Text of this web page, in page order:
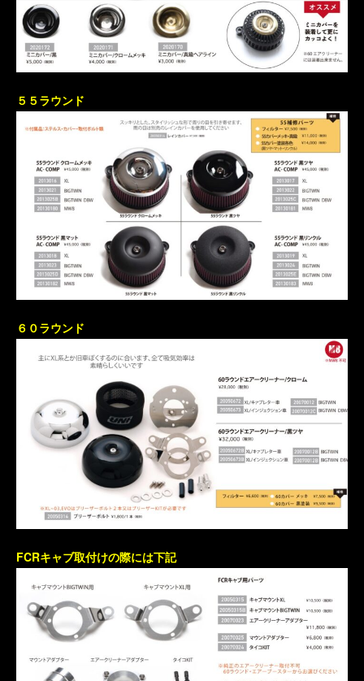
５５ラウンド
６０ラウンド
FCRキャブ取付けの際には下記